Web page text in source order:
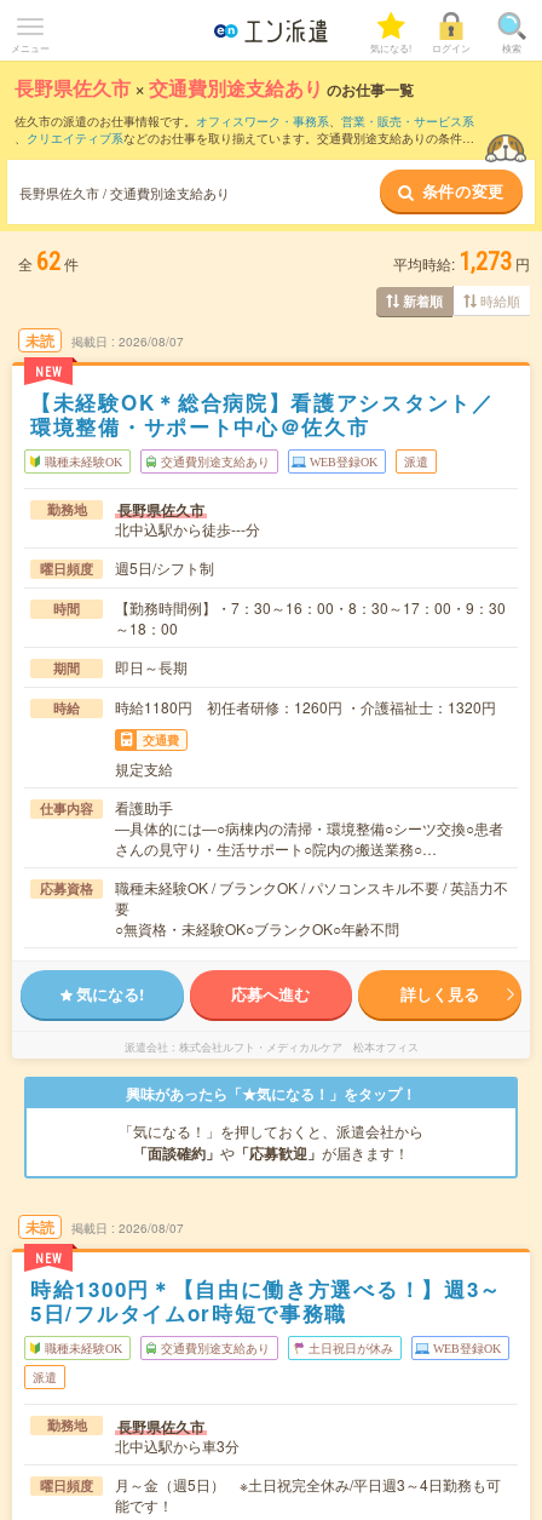
メニュー 気になる! ログイン 検索
長野県佐久市 ×交通費別途支給あり のお仕事一覧
佐久市の派遣のお仕事情報です。 オフィスワーク・事務系、 営業・販売・サービス系
、 クリエイティブ系などのお仕事を取り揃えています。交通費別途支給ありの条件の
長野県佐久市 / 交通費別途支給あり 条件の変更
全 62件 平均時給: 1,273 円
新着順 時給順
未読
NEW
掲載日 2026/08/07
【未経験OK＊総合病院】看護アシスタント／
環境整備・サポート中心＠佐久市
職種未経験OK 交通費別途支給あり WEB登録OK 派遣
勤務地 長野県佐久市
北中込駅から徒歩---分
曜日頻度 週5日/シフト制
時間
【勤務時間例】・7：30～16：00・8：30～17：00・9：30
～18：00
期間 即日～長期
時給 時給1180円 初任者研修：1260円 ・介護福祉士：1320円
交通費
規定支給
仕事内容
看護助手
―具体的には―○病棟内の清掃・環境整備○シーツ交換○患者
さんの見守り・生活サポート○院内の搬送業務○…
応募資格
職種未経験OK / ブランクOK / パソコンスキル不要 / 英語力不
要
○無資格・未経験OK○ブランクOK○年齢不問
気になる! 応募へ進む 詳しく見る
派遣会社 株式会社ルフト・メディカルケア 松本オフィス
興味があったら「★気になる！」をタップ！
「気になる！」を押しておくと、派遣会社から
「面談確約」 や 「応募歓迎」 が届きます！
未読
NEW
掲載日 2026/08/07
時給1300円＊【自由に働き方選べる！】週3～
5日/フルタイムor時短で事務職
職種未経験OK 交通費別途支給あり 土日祝日が休み WEB登録OK
派遣
勤務地 長野県佐久市
北中込駅から車3分
曜日頻度
月～金（週5日） ※土日祝完全休み/平日週3～4日勤務も可
能です！